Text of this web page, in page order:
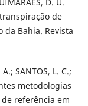
de
Bahia. Revista
A.; SANTOS, L. C.;
metodologias
referência em